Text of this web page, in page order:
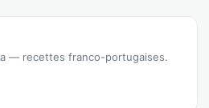
— recettes franco-portugaises.